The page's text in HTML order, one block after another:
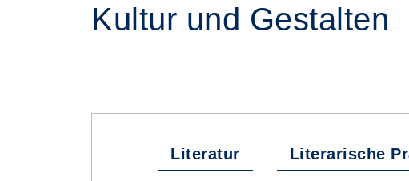
Kultur und Gestalten
Literatur Literarische